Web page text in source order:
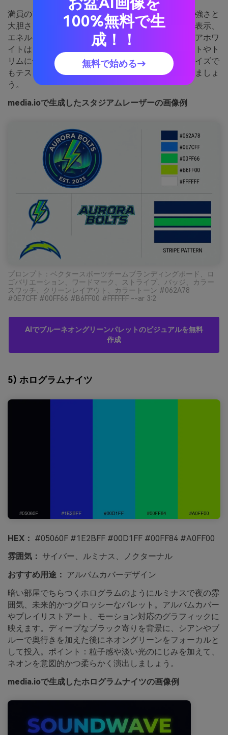
満員のアリーナをレーザーライトが貫くように、力強さと
大胆さを備えたセット。スポーツロゴやスポンサー表示、
エネルギッシュなグッズグラフィックに最適。ピュアホワ
イトはクリーンな分離や印刷、グリーンはハイライトやト
リムに使用。ポイント：ライムとブルーを小さいサイズで
もテストして、ストライプや輪郭をシャープに保ちましょ
う。
media.ioで生成したスタジアムレーザーの画像例
プロンプト：ベクタースポーツチームブランディングボード、ロ
ゴバリエーション、ワードマーク、ストライプ、バッジ、カラー
スワッチ、クリーンレイアウト、カラートーン #062A78
#0E7CFF #00FF66 #B6FF00 #FFFFFF --ar 3:2
AIでブルーネオングリーンパレットのビジュアルを無料
作成
5) ホログラムナイツ
HEX： #05060F #1E2BFF #00D1FF #00FF84 #A0FF00
雰囲気： サイバー、ルミナス、ノクターナル
おすすめ用途： アルバムカバーデザイン
暗い部屋でちらつくホログラムのようにルミナスで夜の雰
囲気、未来的かつグロッシーなパレット。アルバムカバー
やプレイリストアート、モーション対応のグラフィックに
映えます。ディープなブラック寄りを背景に、シアンやブ
ルーで奥行きを加えた後にネオングリーンをフォーカルと
して投入。ポイント：粒子感や淡い光のにじみを加えて、
ネオンを意図的かつ柔らかく演出しましょう。
media.ioで生成したホログラムナイツの画像例
100%無料で生
成！！
無料で始める→